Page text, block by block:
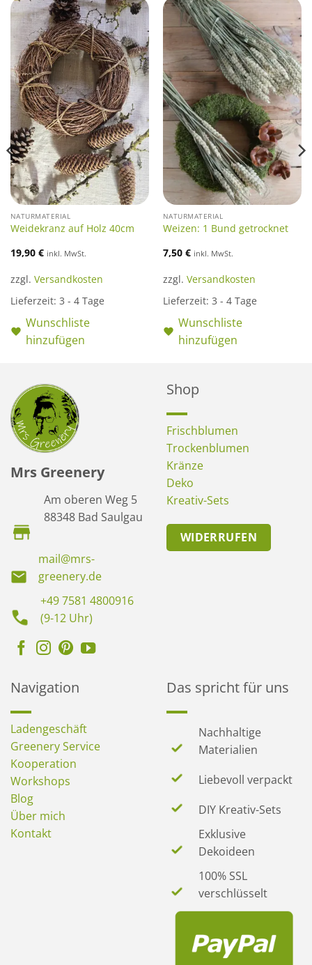
NATURMATERIAL
Weidekranz auf Holz 40cm
19,90 € inkl. MwSt.
zzgl. Versandkosten
Lieferzeit: 3 - 4 Tage
Wunschliste
hinzufügen
NATURMATERIAL
Weizen: 1 Bund getrocknet
7,50 € inkl. MwSt.
zzgl. Versandkosten
Lieferzeit: 3 - 4 Tage
Wunschliste
hinzufügen
Mrs Greenery
Am oberen Weg 5
88348 Bad Saulgau
mail@mrs-
greenery.de
+49 7581 4800916
(9-12 Uhr)
Shop
Frischblumen
Trockenblumen
Kränze
Deko
Kreativ-Sets
WIDERRUFEN
Navigation
Ladengeschäft
Greenery Service
Kooperation
Workshops
Blog
Über mich
Kontakt
Das spricht für uns
Nachhaltige
Materialien
Liebevoll verpackt
DIY Kreativ-Sets
Exklusive
Dekoideen
100% SSL
verschlüsselt